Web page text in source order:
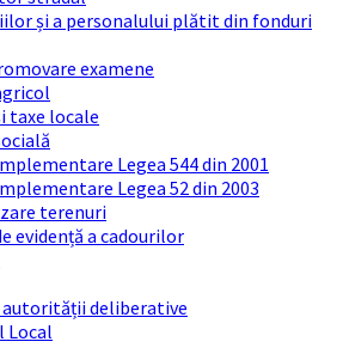
și a personalului plătit din fonduri
examene
taxe locale
Legea 544 din 2001
Legea 52 din 2003
terenuri
evidență a cadourilor
deliberative
Local